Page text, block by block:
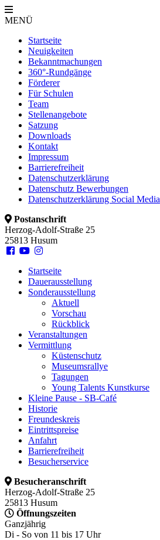
MENÜ
Startseite
Neuigkeiten
Bekanntmachungen
360°-Rundgänge
Förderer
Für Schulen
Team
Stellenangebote
Satzung
Downloads
Kontakt
Impressum
Barrierefreiheit
Datenschutzerklärung
Datenschutz Bewerbungen
Datenschutzerklärung Social Media
Postanschrift
Herzog-Adolf-Straße 25
25813 Husum
Startseite
Dauerausstellung
Sonderausstellung
Aktuell
Vorschau
Rückblick
Veranstaltungen
Vermittlung
Küstenschutz
Museumsrallye
Tagungen
Young Talents Kunstkurse
Kleine Pause - SB-Café
Historie
Freundeskreis
Eintrittspreise
Anfahrt
Barrierefreiheit
Besucherservice
Besucheranschrift
Herzog-Adolf-Straße 25
25813 Husum
Öffnungszeiten
Ganzjährig
Di - So von 11 bis 17 Uhr